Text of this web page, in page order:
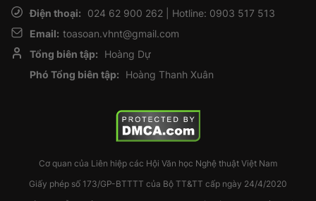
Điện thoại:
024 62 900 262 | Hotline: 0903 517 513
Email: toasoan.vhnt@gmail.com
Tổng biên tập:
Hoàng Dự
Phó Tổng biên tập:
Hoàng Thanh Xuân
Cơ quan của Liên hiệp các Hội Văn học Nghệ thuật Việt Nam
Giấy phép số 173/GP-BTTTT của Bộ TT&TT cấp ngày 24/4/2020